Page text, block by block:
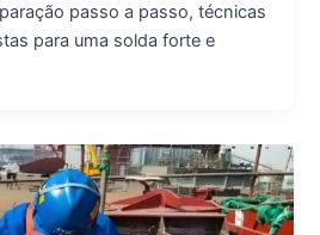
passo a passo, técnicas
para uma solda forte e